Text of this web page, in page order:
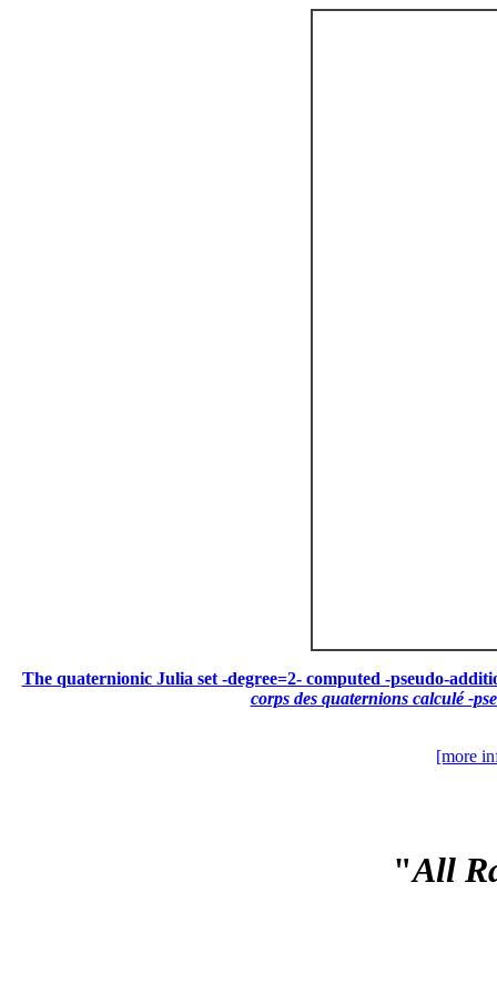
The quaternionic Julia set -degree=2- computed -pseudo-
corps des quaternions calculé -
[more
"All